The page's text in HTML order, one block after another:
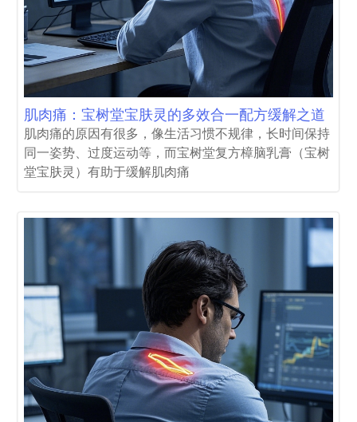
肌肉痛：宝树堂宝肤灵的多效合一配方缓解之道
肌肉痛的原因有很多，像生活习惯不规律，长时间保持
同一姿势、过度运动等，而宝树堂复方樟脑乳膏（宝树
堂宝肤灵）有助于缓解肌肉痛